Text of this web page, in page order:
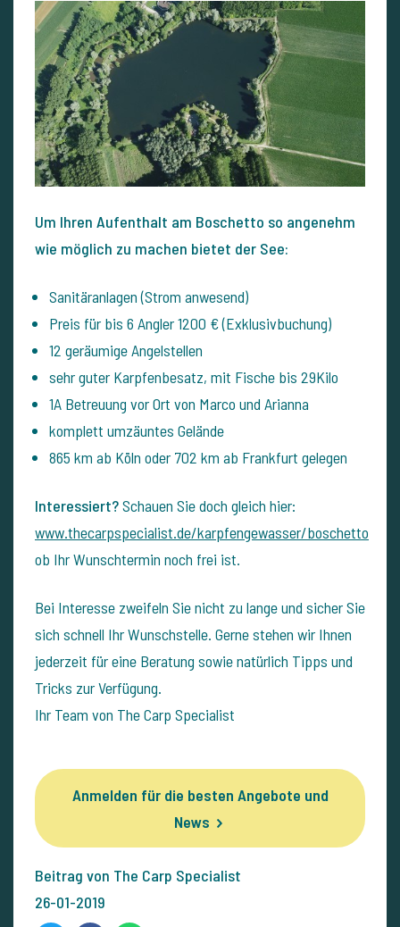
Um Ihren Aufenthalt am Boschetto so angenehm
wie möglich zu machen bietet der See:
Sanitäranlagen (Strom anwesend)
Preis für bis 6 Angler 1200 € (Exklusivbuchung)
12 geräumige Angelstellen
sehr guter Karpfenbesatz, mit Fische bis 29Kilo
1A Betreuung vor Ort von Marco und Arianna
komplett umzäuntes Gelände
865 km ab Köln oder 702 km ab Frankfurt gelegen
Interessiert?Schauen Sie doch gleich hier:
www.thecarpspecialist.de/karpfengewasser/boschetto
ob Ihr Wunschtermin noch frei ist.
Bei Interesse zweifeln Sie nicht zu lange und sicher Sie
sich schnell Ihr Wunschstelle. Gerne stehen wir Ihnen
jederzeit für eine Beratung sowie natürlich Tipps und
Tricks zur Verfügung.
Ihr Team von The Carp Specialist
Anmelden für die besten Angebote und
News
Beitrag von The Carp Specialist
26-01-2019